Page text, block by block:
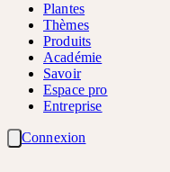
Plantes
Thèmes
Produits
Académie
Savoir
Espace pro
Entreprise
Connexion